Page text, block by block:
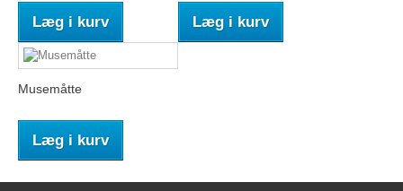
Læg i kurv Læg i kurv
Musemåtte
Læg i kurv